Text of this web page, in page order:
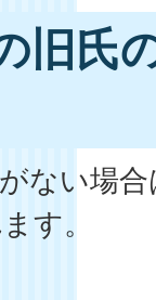
旧氏
ない場
す。